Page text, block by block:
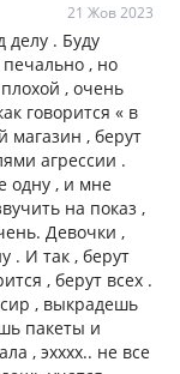
21 Жов 2023
делу . Буду
, но
, очень
говорится « в
магазин , берут
агрессии .
одну , и мне
на показ ,
Девочки ,
. И так , берут
, берут всех .
, выкрадешь
пакеты и
, эхххх.. не все